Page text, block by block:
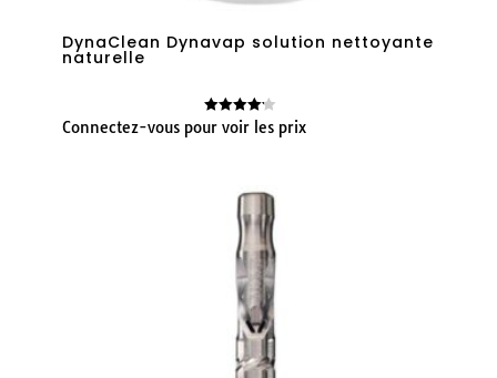
DynaClean Dynavap solution nettoyante
naturelle
Note
Connectez-vous pour voir les prix